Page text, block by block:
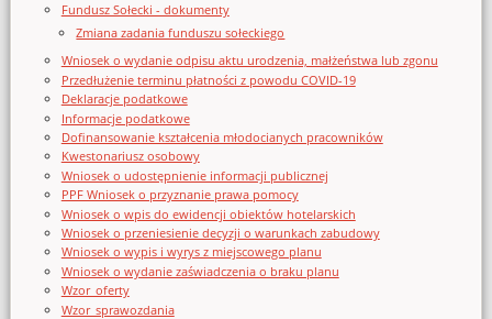
Fundusz Sołecki - dokumenty
Zmiana zadania funduszu sołeckiego
Wniosek o wydanie odpisu aktu urodzenia, małżeństwa lub zgonu
Przedłużenie terminu płatności z powodu COVID-19
Deklaracje podatkowe
Informacje podatkowe
Dofinansowanie kształcenia młodocianych pracowników
Kwestonariusz osobowy
Wniosek o udostępnienie informacji publicznej
PPF Wniosek o przyznanie prawa pomocy
Wniosek o wpis do ewidencji obiektów hotelarskich
Wniosek o przeniesienie decyzji o warunkach zabudowy
Wniosek o wypis i wyrys z miejscowego planu
Wniosek o wydanie zaświadczenia o braku planu
Wzor_oferty
Wzor_sprawozdania